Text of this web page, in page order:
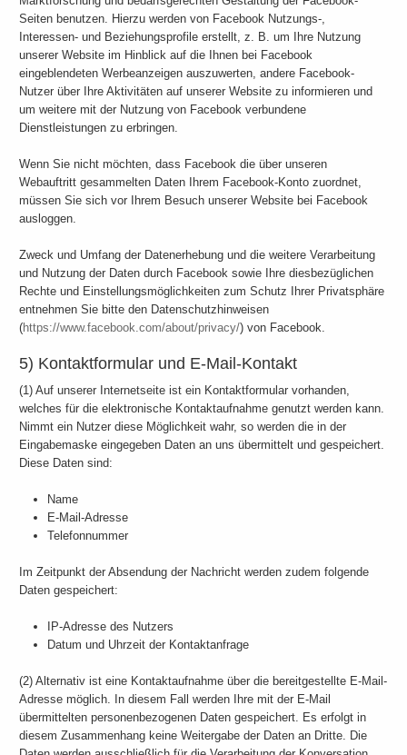
Seiten benutzen. Hierzu werden von Facebook Nutzungs-,
Interessen- und Beziehungsprofile erstellt, z. B. um Ihre Nutzung
unserer Website im Hinblick auf die Ihnen bei Facebook
eingeblendeten Werbeanzeigen auszuwerten, andere Facebook-
Nutzer über Ihre Aktivitäten auf unserer Website zu informieren und
um weitere mit der Nutzung von Facebook verbundene
Dienstleistungen zu erbringen.
Wenn Sie nicht möchten, dass Facebook die über unseren
Webauftritt gesammelten Daten Ihrem Facebook-Konto zuordnet,
müssen Sie sich vor Ihrem Besuch unserer Website bei Facebook
ausloggen.
Zweck und Umfang der Datenerhebung und die weitere Verarbeitung
und Nutzung der Daten durch Facebook sowie Ihre diesbezüglichen
Rechte und Einstellungsmöglichkeiten zum Schutz Ihrer Privatsphäre
entnehmen Sie bitte den Datenschutzhinweisen
(https://www.facebook.com/about/privacy/) von Facebook.
5) Kontaktformular und E-Mail-Kontakt
(1) Auf unserer Internetseite ist ein Kontaktformular vorhanden,
welches für die elektronische Kontaktaufnahme genutzt werden kann.
Nimmt ein Nutzer diese Möglichkeit wahr, so werden die in der
Eingabemaske eingegeben Daten an uns übermittelt und gespeichert.
Diese Daten sind:
Name
E-Mail-Adresse
Telefonnummer
Im Zeitpunkt der Absendung der Nachricht werden zudem folgende
Daten gespeichert:
IP-Adresse des Nutzers
Datum und Uhrzeit der Kontaktanfrage
(2) Alternativ ist eine Kontaktaufnahme über die bereitgestellte E-Mail-
Adresse möglich. In diesem Fall werden Ihre mit der E-Mail
übermittelten personenbezogenen Daten gespeichert. Es erfolgt in
diesem Zusammenhang keine Weitergabe der Daten an Dritte. Die